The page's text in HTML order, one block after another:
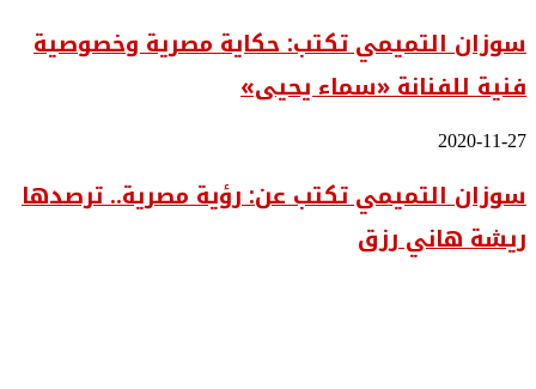
أعمال
أسامة
تكتب:
حكاية
مصرية
وخصوصية
للفنانة
يحيى»
سوزان التميمي تكتب: حكاية مصرية وخصوصية
فنية للفنانة «سماء يحيى»
سوزان
تكتب
عن:
رؤية
مصرية..
2020-11-27
سوزان التميمي تكتب عن: رؤية مصرية.. ترصدها
ريشة هاني رزق